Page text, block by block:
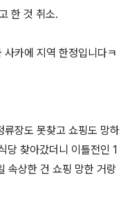
한 것 취소.
카에 지역 한정입니다ㅋ
장도 못찾고 쇼핑도 망하
당 찾아갔더니 이틀전인 1
속상한 건 쇼핑 망한 거랑